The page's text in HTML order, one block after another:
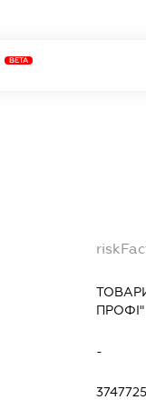
BETA
ПРОФІ"
-